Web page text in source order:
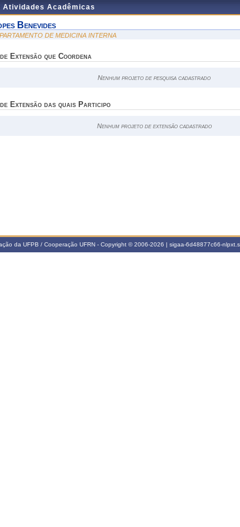
Atividades Acadêmicas
Benevides
DE MEDICINA INTERNA
Extensão que Coordena
Nenhum projeto de pesquisa cadastrado
Extensão das quais Participo
Nenhum projeto de extensão cadastrado
da UFPB / Cooperação UFRN - Copyright © 2006-2026 | sigaa-6d48877c66-